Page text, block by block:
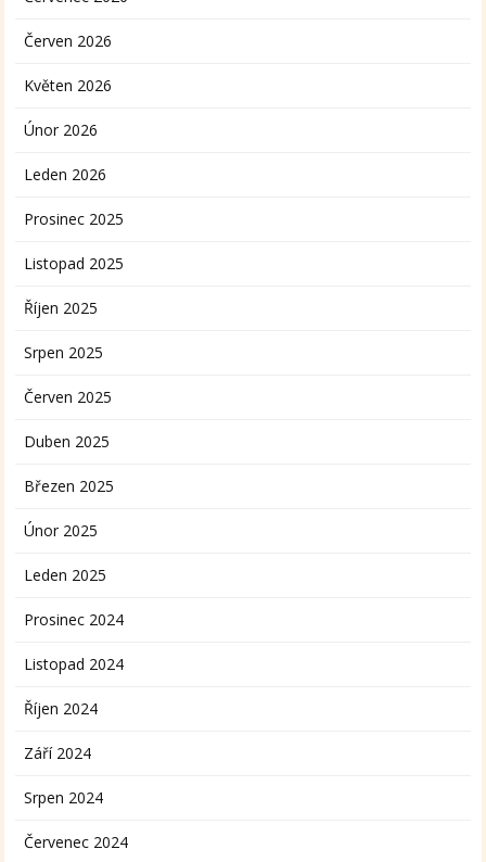
Červen 2026
Květen 2026
Únor 2026
Leden 2026
Prosinec 2025
Listopad 2025
Říjen 2025
Srpen 2025
Červen 2025
Duben 2025
Březen 2025
Únor 2025
Leden 2025
Prosinec 2024
Listopad 2024
Říjen 2024
Září 2024
Srpen 2024
Červenec 2024